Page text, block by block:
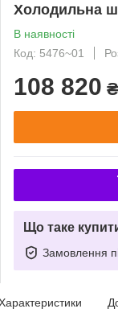
Холодильна
В наявності
Код: 5476~01
108 820 ₴
Що таке
Замовлення